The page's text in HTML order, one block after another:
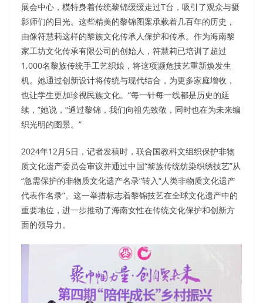
展会中心，模特身着传统黎锦缓缓走过T台，吸引了观众与摄
影师们的目光。这些精美的黎锦图案承载着几百年的历史，
由像符慧莉这样的黎族文化传承人保护和传承。作为海南黎
家工坊文化传承有限公司的创始人，符慧莉已培训了超过
1,000名黎族传统手工艺织娘，将这项濒危技艺重新焕发生
机。她通过创新设计将传统与现代结合，为更多家庭增收，
也让学生更加珍视民族文化。“每一针每一线都是历史的延
续，”她说，“通过黎锦，我们向祖先致敬，同时也在为未来编
织光明的图景。”
2024年12月5日，记者发稿时，联合国教科文组织保护非物
质文化遗产委员会审议并通过中国“黎族传统纺染织绣技艺”从
“急需保护的非物质文化遗产名录”转入“人类非物质文化遗产
代表作名录”。这一举措标志着黎锦技艺在全球文化遗产中的
重要地位，进一步推动了海南女性在传统文化保护和创新方
面的领导力。